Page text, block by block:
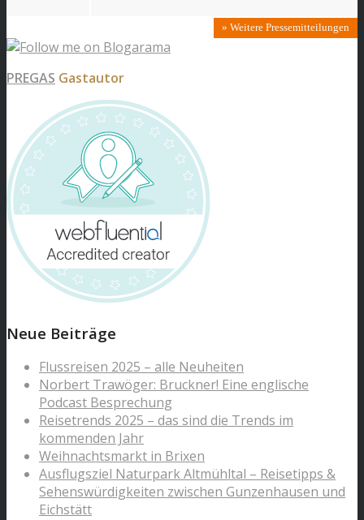
» Weitere Pressemitteilungen
PREGAS Gastautor
Neue Beiträge
Flussreisen 2025 – alle Neuheiten
Norbert Trawöger: Bruckner! Eine englische
Podcast Besprechung
Reisetrends 2025 – das sind die Trends im
kommenden Jahr
Weihnachtsmarkt in Brixen
Ausflugsziel Naturpark Altmühltal – Reisetipps &
Sehenswürdigkeiten zwischen Gunzenhausen und
Eichstätt